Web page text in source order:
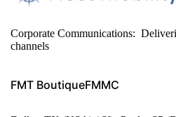
Corporate Communications:
channels
FMT BoutiqueFMMC